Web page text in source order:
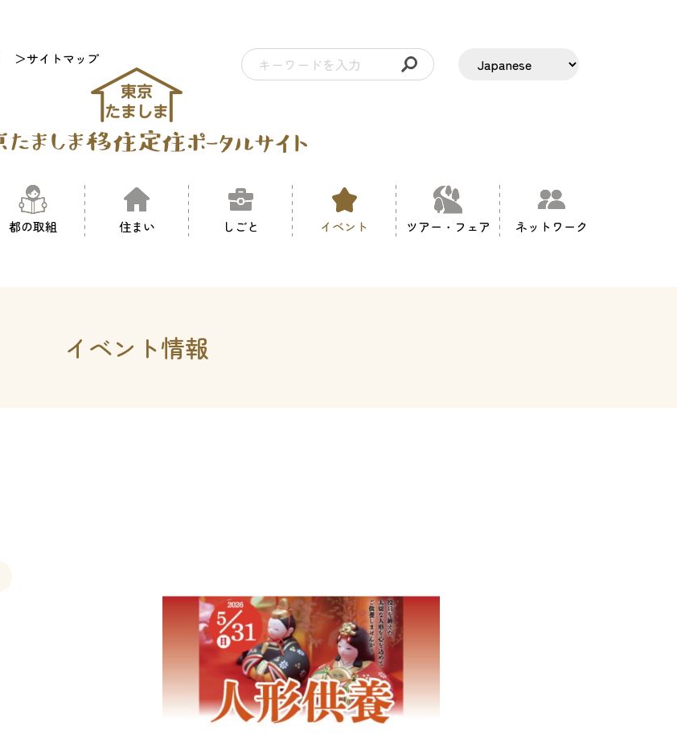
＞サイトマップ
都の取組 住まい しごと イベント ツアー・フェア ネットワーク
イベント情報